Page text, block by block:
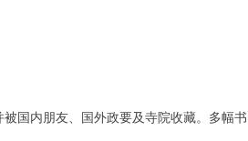
国内朋友、国外政要及寺院收藏。多幅书